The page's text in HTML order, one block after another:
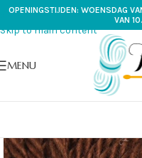
Skip to navigation
Skip to main content
OPENINGSTIJDEN: WOENSDAG
VAN
MENU